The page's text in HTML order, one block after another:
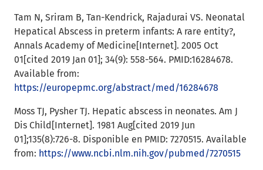
Tam N, Sriram B, Tan-Kendrick, Rajadurai VS. Neonatal
Hepatical Abscess in preterm infants: A rare entity?,
Annals Academy of Medicine[Internet]. 2005 Oct
01[cited 2019 Jan 01]; 34(9): 558-564. PMID:16284678.
Available from:
https://europepmc.org/abstract/med/16284678
Moss TJ, Pysher TJ. Hepatic abscess in neonates. Am J
Dis Child[Internet]. 1981 Aug[cited 2019 Jun
01];135(8):726-8. Disponible en PMID: 7270515. Available
from: https://www.ncbi.nlm.nih.gov/pubmed/7270515